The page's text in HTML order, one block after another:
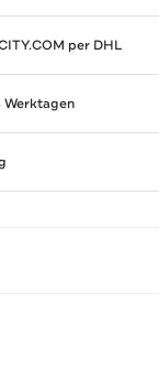
per DHL
Werktagen